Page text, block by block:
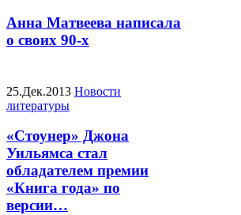
Анна Матвеева написала
о своих 90-х
25.Дек.2013 Новости
литературы
«Стоунер» Джона
Уильямса стал
обладателем премии
«Книга года» по
версии…